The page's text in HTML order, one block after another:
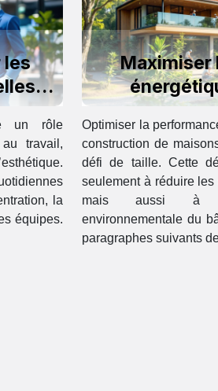
les
un rôle
travail,
la
équipes.
Optimiser la
construction de
défi de taille. Cette
seulement à réduire
mais aussi à
environnementale du
paragraphes suivants